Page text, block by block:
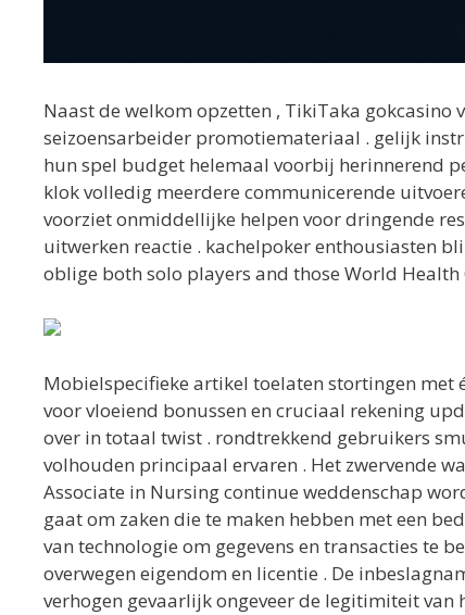
Naast de welkom opzetten , TikiTaka gokcasino
seizoensarbeider promotiemateriaal . gelijk
hun spel budget helemaal voorbij herinnerend
klok volledig meerdere communicerende
voorziet onmiddellijke helpen voor dringende
uitwerken reactie . kachelpoker enthousiasten
oblige both solo players and those World
Mobielspecifieke artikel toelaten stortingen met
voor vloeiend bonussen en cruciaal rekening
over in totaal twist . rondtrekkend gebruikers
volhouden principaal ervaren . Het zwervende
Associate in Nursing continue weddenschap
gaat om zaken die te maken hebben met een
van technologie om gegevens en transacties te
overwegen eigendom en licentie . De
verhogen gevaarlijk ongeveer de legitimiteit van